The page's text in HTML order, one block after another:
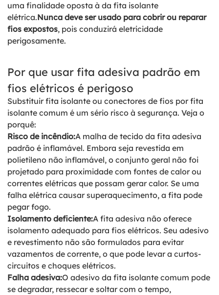
uma finalidade oposta à da fita isolante
elétrica.Nunca deve ser usado para cobrir ou reparar
fios expostos, pois conduzirá eletricidade
perigosamente.
Por que usar fita adesiva padrão em
fios elétricos é perigoso
Substituir fita isolante ou conectores de fios por fita
isolante comum é um sério risco à segurança. Veja o
porquê:
Risco de incêndio:A malha de tecido da fita adesiva
padrão é inflamável. Embora seja revestida em
polietileno não inflamável, o conjunto geral não foi
projetado para proximidade com fontes de calor ou
correntes elétricas que possam gerar calor. Se uma
falha elétrica causar superaquecimento, a fita pode
pegar fogo.
Isolamento deficiente:A fita adesiva não oferece
isolamento adequado para fios elétricos. Seu adesivo
e revestimento não são formulados para evitar
vazamentos de corrente, o que pode levar a curtos-
circuitos e choques elétricos.
Falha adesiva:O adesivo da fita isolante comum pode
se degradar, ressecar e soltar com o tempo,